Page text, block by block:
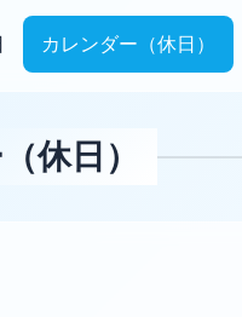
カレンダー（休日）
休日）